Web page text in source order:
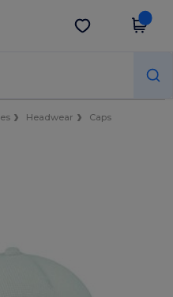
Stáhnout app
Headwear
Caps